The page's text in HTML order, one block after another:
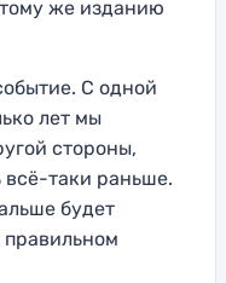
же изданию
С одной
лет мы
стороны,
всё-таки раньше.
будет